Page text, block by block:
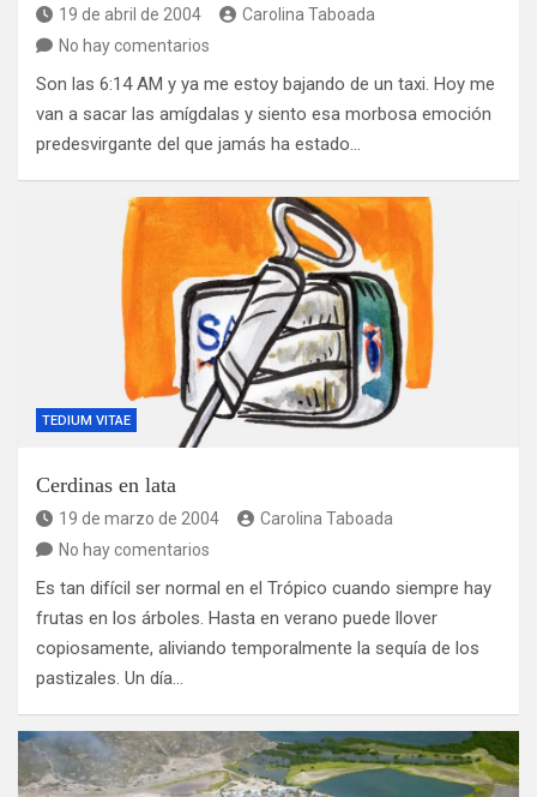
19 de abril de 2004
Carolina Taboada
No hay comentarios
Son las 6:14 AM y ya me estoy bajando de un taxi. Hoy me
van a sacar las amígdalas y siento esa morbosa emoción
predesvirgante del que jamás ha estado…
TEDIUM VITAE
Cerdinas en lata
19 de marzo de 2004
Carolina Taboada
No hay comentarios
Es tan difícil ser normal en el Trópico cuando siempre hay
frutas en los árboles. Hasta en verano puede llover
copiosamente, aliviando temporalmente la sequía de los
pastizales. Un día…